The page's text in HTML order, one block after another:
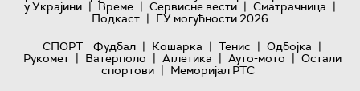
у Украјини | Време | Сервисне вести | Сматрачница |
Подкаст | ЕУ могућности 2026
СПОРТ
Фудбал | Кошарка | Тенис | Одбојка |
Рукомет | Ватерполо | Атлетика | Ауто-мото | Остали
спортови | Меморијал РТС